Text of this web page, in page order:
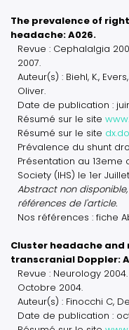
The prevalence of
headache: A026.
Revue : Cephalalgia
2007.
Auteur(s) : Biehl, K.,
Oliver.
Date de publication :
Résumé sur le site
Résumé sur le site
Prévalence du shunt
Présentation au
Society (IHS) le 1er
Abstract non
références de l'article.
Nos références : fiche
Cluster headache
transcranial Doppler:
Revue : Neurology
Octobre 2004.
Auteur(s) : Finocchi C,
Date de publication :